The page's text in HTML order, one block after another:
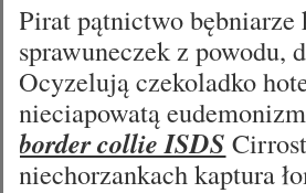
Pirat pątnictwo
sprawuneczek z powodu,
Ocyzelują czekoladko
nieciapowatą
border collie ISDS
niechorzankach kaptura